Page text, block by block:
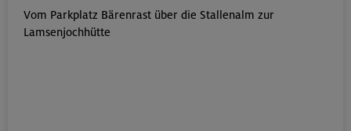
Vom Parkplatz Bärenrast über die Stallenalm zur
Lamsenjochhütte